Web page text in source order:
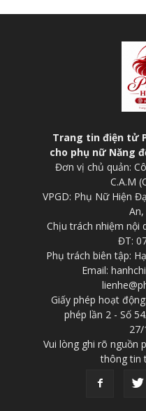
Trang tin điện tử
cho phụ nữ Năng
Đơn vị chủ quản:
C.A.M
VPGD: Phụ Nữ Hiện
An,
Chịu trách nhiệm nội
ĐT:
Phụ trách biên tập:
Email:
Giấy phép hoạt
phép lần 2 - Số
Vui lòng ghi rõ nguồn
thông tin